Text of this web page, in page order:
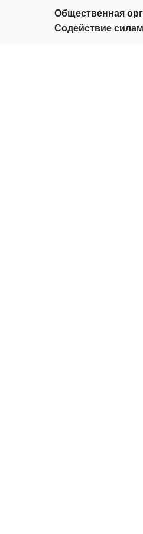
Общественная
Содействие